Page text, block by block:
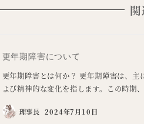
更年期障害について
更年期障害とは何か？ 更年期障害は、
よび精神的な変化を指します。この時
理事長 2024年7月10日